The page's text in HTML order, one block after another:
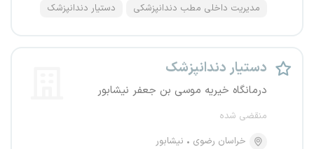
مدیریت داخلی مطب دندانپزشکی
دستیار دندانپزشک
دستیار دندانپزشک
درمانگاه خیریه موسی بن جعفر نیشابور
منقضی شده
خراسان رضوی
نیشابور